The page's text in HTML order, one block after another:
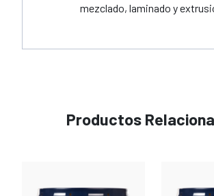
mezclado, laminado y
Productos